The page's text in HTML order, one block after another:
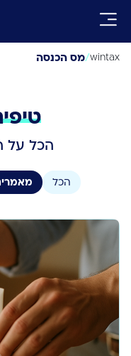
wintax
/מס הכנסה
הכל על
הכל